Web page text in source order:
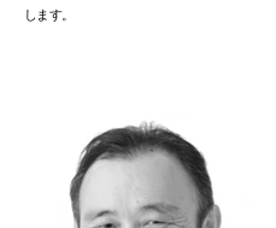
します。